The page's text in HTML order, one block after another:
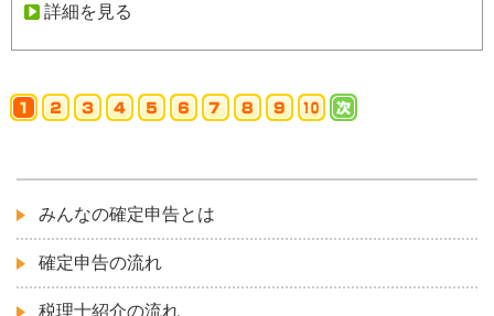
詳細を見る
みんなの確定申告とは
確定申告の流れ
税理士紹介の流れ